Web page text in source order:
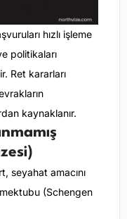
hızlı işleme
politikaları
Ret kararları
kaynaklanır.
seyahat amacını
(Schengen